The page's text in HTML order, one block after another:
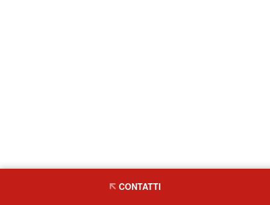
CONTATTI